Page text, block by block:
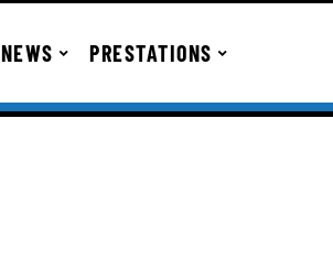
NEWS PRESTATIONS